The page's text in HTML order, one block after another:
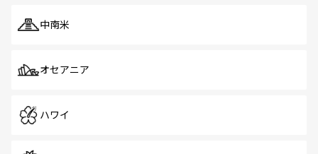
中南米
オセアニア
ハワイ